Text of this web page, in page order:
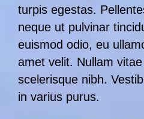
turpis egestas.
neque ut pulvinar
euismod odio, eu
amet velit. Nullam
scelerisque nibh.
in varius purus.